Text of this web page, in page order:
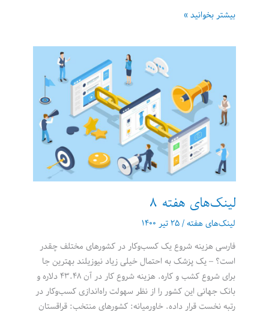
لینک‌های
9
بیشتر بخوانید »
لینک‌های هفته 8
لینک‌های هفته/۲۵ تیر ۱۴۰۰
فارسی هزینه شروع یک کسب‌وکار در کشورهای مختلف چقدر
است؟ – یک پزشک به احتمال خیلی زیاد نیوزیلند بهترین جا
برای شروع کشب و کاره. هزینه شروع کار در آن ۴۳.۴۸ دلاره و
بانک جهانی این کشور را از نظر سهولت راه‌اندازی کسب‌وکار در
رتبه نخست قرار داده. خاورمیانه: کشورهای منتخب: قراقستان